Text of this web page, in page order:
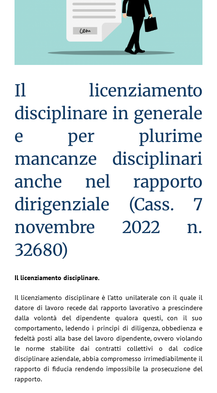
Il licenziamento
disciplinare in generale
e per plurime
mancanze disciplinari
anche nel rapporto
dirigenziale (Cass. 7
novembre 2022 n.
32680)
Il licenziamento disciplinare.
Il licenziamento disciplinare è l’atto unilaterale con il quale il
datore di lavoro recede dal rapporto lavorativo a prescindere
dalla volontà del dipendente qualora questi, con il suo
comportamento, ledendo i principi di diligenza, obbedienza e
fedeltà posti alla base del lavoro dipendente, ovvero violando
le norme stabilite dai contratti collettivi o dal codice
disciplinare aziendale, abbia compromesso irrimediabilmente il
rapporto di fiducia rendendo impossibile la prosecuzione del
rapporto.